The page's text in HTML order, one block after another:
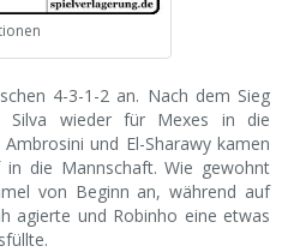
4-3-1-2 an. Nach dem Sieg
Silva wieder für Mexes in die
und El-Sharawy kamen
die Mannschaft. Wie gewohnt
von Beginn an, während auf
agierte und Robinho eine etwas